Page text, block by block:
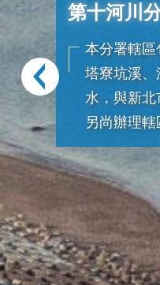
第十河川
本分署轄區
塔寮坑溪
水，與新北
另尚辦理轄